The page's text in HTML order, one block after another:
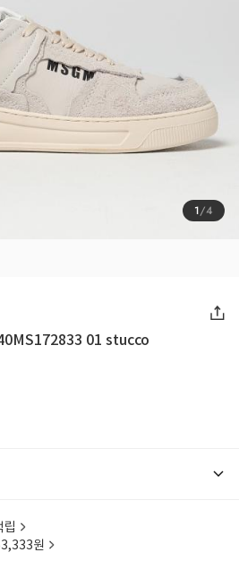
1/4
01 stucco
원